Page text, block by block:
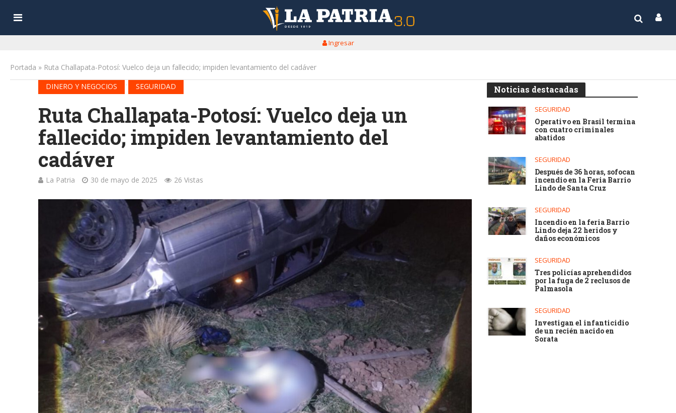
Ingresar
Portada » Ruta Challapata-Potosí: Vuelco deja un fallecido; impiden levantamiento del cadáver
DINERO Y NEGOCIOS
SEGURIDAD
Ruta Challapata-Potosí: Vuelco deja un
fallecido; impiden levantamiento del
cadáver
La Patria 30 de mayo de 2025 26 Vistas
Noticias destacadas
SEGURIDAD
Operativo en Brasil termina
con cuatro criminales
abatidos
SEGURIDAD
Después de 36 horas, sofocan
incendio en la Feria Barrio
Lindo de Santa Cruz
SEGURIDAD
Incendio en la feria Barrio
Lindo deja 22 heridos y
daños económicos
SEGURIDAD
Tres policías aprehendidos
por la fuga de 2 reclusos de
Palmasola
SEGURIDAD
Investigan el infanticidio
de un recién nacido en
Sorata